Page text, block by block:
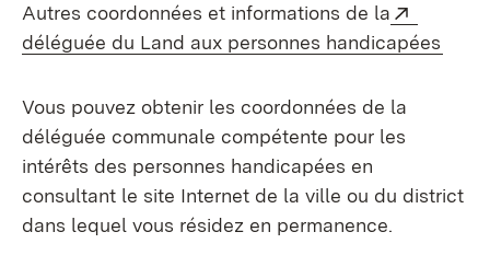
Autres coordonnées et informations de la
déléguée du Land aux personnes handicapées
Vous pouvez obtenir les coordonnées de la
déléguée communale compétente pour les
intérêts des personnes handicapées en
consultant le site Internet de la ville ou du district
dans lequel vous résidez en permanence.